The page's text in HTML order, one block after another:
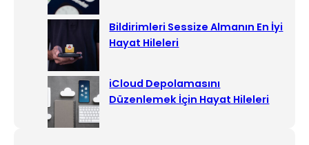
Bildirimleri Sessize Almanın En İyi
Hayat Hileleri
iCloud Depolamasını
Düzenlemek İçin Hayat Hileleri